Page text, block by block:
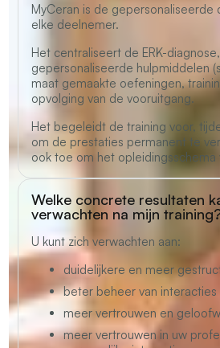
MyCeran is de gepersonaliseerde
elke deelnemer.
Het centraliseert de ERK-
gepersonaliseerde hulpmiddelen
maat gemaakte oefeningen,
opvolging van de vooruitgang.
Het begeleidt de training voor,
om de prestaties permanent te
ook toe om het
Welke concrete resultaten
verwachten na mijn
U kunt zich verwachten aan:
duidelijkere en meer
beter beheer van
meer vertrouwen en
meer vertrouwen in uw